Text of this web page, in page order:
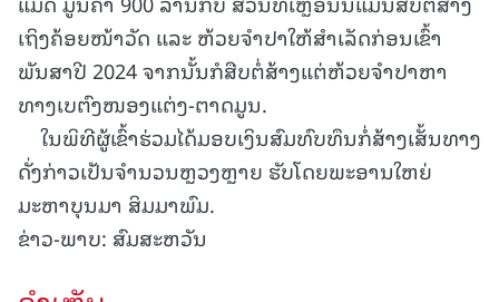
ເຖິງຄ້ອຍໜ້າວັດ ແລະ ຫ້ວຍຈຳປາໃຫ້ສຳເລັດກ່ອນເຂົ້າ
ພັນສາປີ 2024 ຈາກນັ້ນກໍສືບຕໍ່ສ້າງແຕ່ຫ້ວຍຈໍາປາຫາ
ທາງເບຕົງໜອງແຕ່ງ-ຕາດມູນ.
ໃນພິທີຜູ້ເຂົ້າຮ່ວມໄດ້ມອບເງິນສົມທົບທຶນກໍ່ສ້າງເສັ້ນທາງ
ດັ່ງກ່າວເປັນຈຳນວນຫຼວງຫຼາຍ ຮັບໂດຍພະອານໃຫຍ່
ມະຫາບຸນມາ ສິມມາພົມ.
ຂ່າວ-ພາບ: ສົມສະຫວັນ